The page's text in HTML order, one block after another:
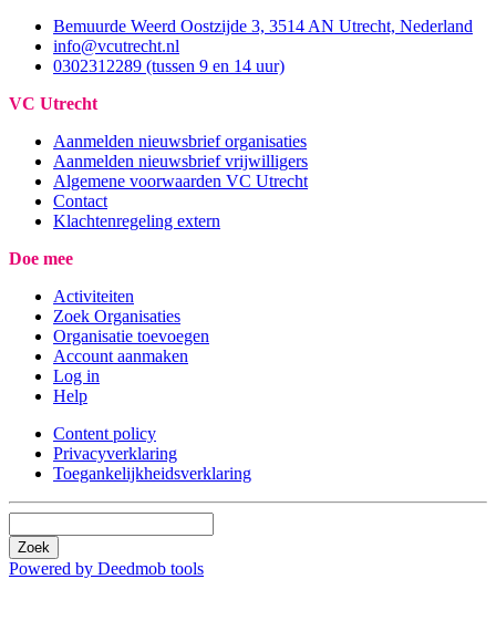
Bemuurde Weerd Oostzijde 3, 3514 AN Utrecht, Nederland
info@vcutrecht.nl
0302312289 (tussen 9 en 14 uur)
VC Utrecht
Aanmelden nieuwsbrief organisaties
Aanmelden nieuwsbrief vrijwilligers
Algemene voorwaarden VC Utrecht
Contact
Klachtenregeling extern
Doe mee
Activiteiten
Zoek Organisaties
Organisatie toevoegen
Account aanmaken
Log in
Help
Content policy
Privacyverklaring
Toegankelijkheidsverklaring
Zoek
Powered by Deedmob tools